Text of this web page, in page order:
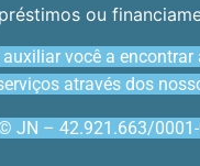
ou
você a
através dos
JN – 42.921.663/